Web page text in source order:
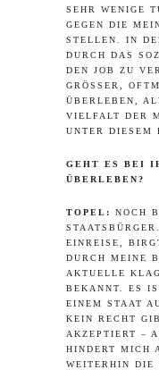
SEHR WENIGE
GEGEN DIE
STELLEN. IN
DURCH DAS
DEN JOB ZU
GRÖSSER,
BERLEBEN,
IELFALT DER
NTER DIESEM
GEHT ES BEI
ÜBERLEBEN?
TOPEL: NOCH
EINREISE,
DURCH MEINE
AKTUELLE
BEKANNT. ES
EINEM STAAT
KEIN RECHT
AKZEPTIERT –
HINDERT MICH
WEITERHIN DIE